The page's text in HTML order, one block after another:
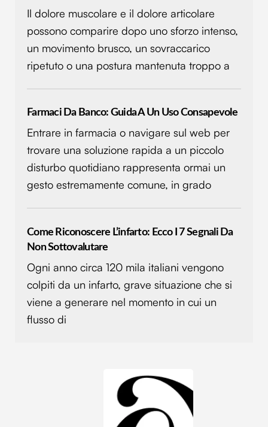
pubblicità e social media, i quali potrebbero combinarle
con altre informazioni che hai fornito loro o che hanno
raccolto dal tuo utilizzo dei loro servizi.
Il dolore muscolare e il dolore articolare
possono comparire dopo uno sforzo intenso,
un movimento brusco, un sovraccarico
ripetuto o una postura mantenuta troppo a
Farmaci Da Banco: Guida A Un Uso Consapevole
Entrare in farmacia o navigare sul web per
trovare una soluzione rapida a un piccolo
disturbo quotidiano rappresenta ormai un
gesto estremamente comune, in grado
Come Riconoscere L’infarto: Ecco I 7 Segnali Da
Non Sottovalutare
Ogni anno circa 120 mila italiani vengono
colpiti da un infarto, grave situazione che si
viene a generare nel momento in cui un
flusso di